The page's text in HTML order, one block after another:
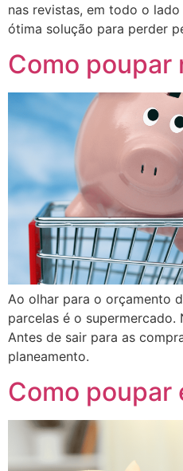
nas revistas, em todo o
ótima solução para perder
Como poupar
Ao olhar para o orçamento
parcelas é o supermercado.
Antes de sair para as
planeamento.
Como poupar